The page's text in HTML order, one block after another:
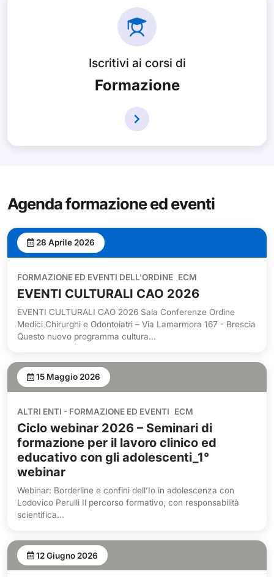
Iscritivi ai corsi di
Formazione
Agenda formazione ed eventi
28 Aprile 2026
FORMAZIONE ED EVENTI DELL'ORDINE ECM
EVENTI CULTURALI CAO 2026
EVENTI CULTURALI CAO 2026 Sala Conferenze Ordine
Medici Chirurghi e Odontoiatri – Via Lamarmora 167 - Brescia
Questo nuovo programma cultura...
15 Maggio 2026
ALTRI ENTI - FORMAZIONE ED EVENTI ECM
Ciclo webinar 2026 – Seminari di
formazione per il lavoro clinico ed
educativo con gli adolescenti_1°
webinar
Webinar: Borderline e confini dell’Io in adolescenza con
Lodovico Perulli Il percorso formativo, con responsabilità
scientifica...
12 Giugno 2026